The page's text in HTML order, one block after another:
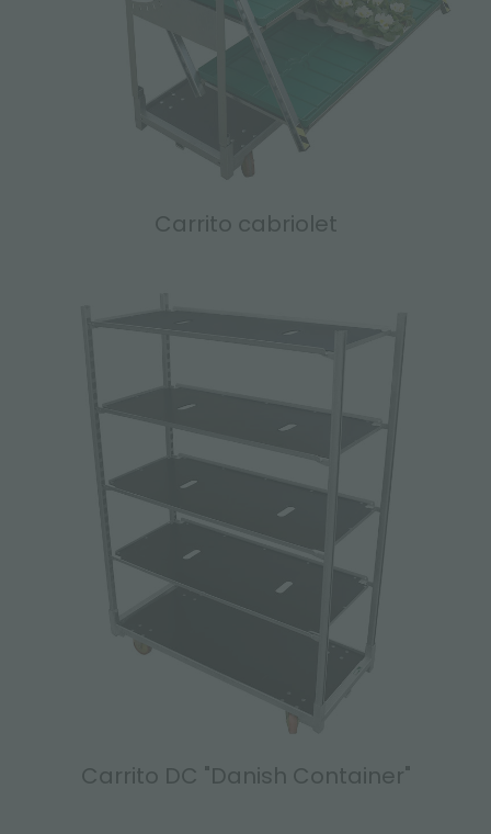
Carrito cabriolet
Carrito DC "Danish Container"